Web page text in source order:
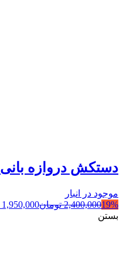
دستکش دروازه بانی ERKA
موجود در انبار
19%
2,400,000 تومان1,950,000
بستن